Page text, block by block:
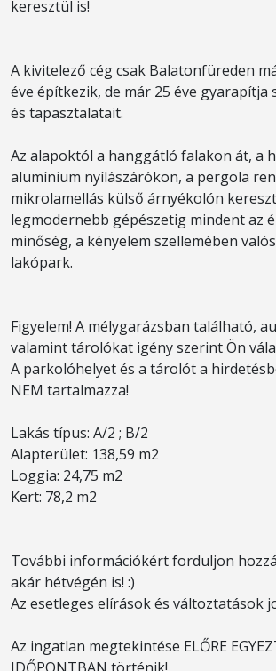
keresztül is!
A kivitelező cég csak Balatonfüreden
éve építkezik, de már 25 éve gyarapítja
és tapasztalatait.
Az alapoktól a hanggátló falakon át, a
alumínium nyílászárókon, a pergola
mikrolamellás külső árnyékolón
legmodernebb gépészetig mindent az
minőség, a kényelem szellemében
lakópark.
Figyelem! A mélygarázsban található,
valamint tárolókat igény szerint Ön
A parkolóhelyet és a tárolót a
NEM tartalmazza!
Lakás típus: A/2 ; B/2
Alapterület: 138,59 m2
Loggia: 24,75 m2
Kert: 78,2 m2
További információkért forduljon
akár hétvégén is! :)
Az esetleges elírások és változtatások
Az ingatlan megtekintése ELŐRE